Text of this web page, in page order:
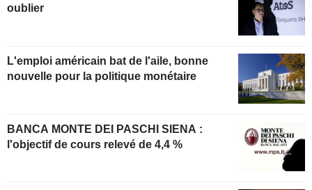
oublier
L'emploi américain bat de l'aile, bonne
nouvelle pour la politique monétaire
BANCA MONTE DEI PASCHI SIENA :
l'objectif de cours relevé de 4,4 %